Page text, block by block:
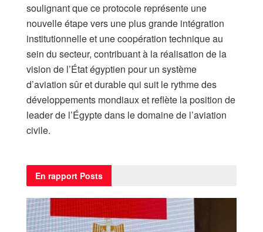
soulignant que ce protocole représente une
nouvelle étape vers une plus grande intégration
institutionnelle et une coopération technique au
sein du secteur, contribuant à la réalisation de la
vision de l’État égyptien pour un système
d’aviation sûr et durable qui suit le rythme des
développements mondiaux et reflète la position de
leader de l’Égypte dans le domaine de l’aviation
civile.
En rapport Posts